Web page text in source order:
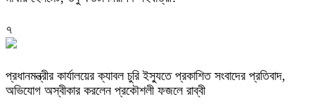
৭
প্রধানমন্ত্রীর কার্যালয়ের ক্যাবল চুরি ইস্যুতে প্রকাশিত সংবাদের প্রতিবাদ,
অভিযোগ অস্বীকার করলেন প্রকৌশলী ফজলে রাব্বী